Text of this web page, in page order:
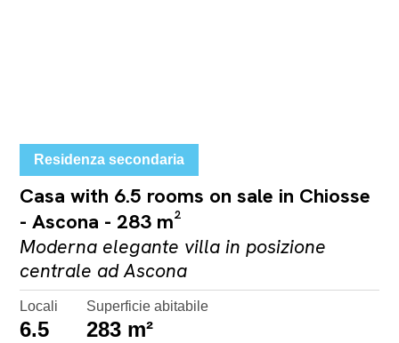
Residenza secondaria
Casa with 6.5 rooms on sale in Chiosse
- Ascona - 283 m²
Moderna elegante villa in posizione
centrale ad Ascona
Locali
6.5
Superficie abitabile
283 m²